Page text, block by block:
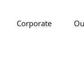
Corporate